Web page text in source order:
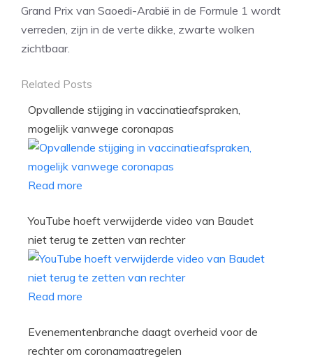
Grand Prix van Saoedi-Arabië in de Formule 1 wordt
verreden, zijn in de verte dikke, zwarte wolken
zichtbaar.
Related Posts
Opvallende stijging in vaccinatieafspraken,
mogelijk vanwege coronapas
Read more
YouTube hoeft verwijderde video van Baudet
niet terug te zetten van rechter
Read more
Evenementenbranche daagt overheid voor de
rechter om coronamaatregelen